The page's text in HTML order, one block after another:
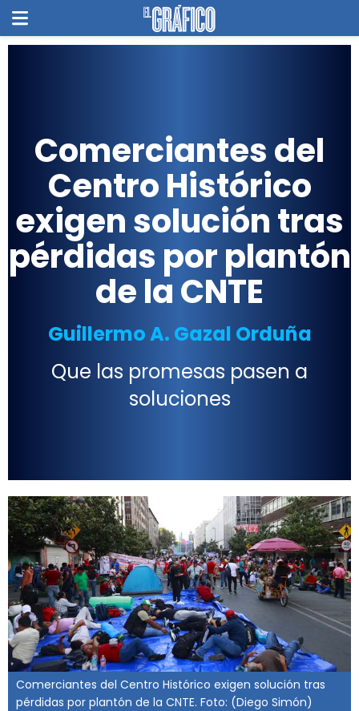
Comerciantes del
Centro Histórico
exigen solución tras
pérdidas por plantón
de la CNTE
Guillermo A. Gazal Orduña
Que las promesas pasen a
soluciones
Comerciantes del Centro Histórico exigen solución tras
pérdidas por plantón de la CNTE. Foto: (Diego Simón)